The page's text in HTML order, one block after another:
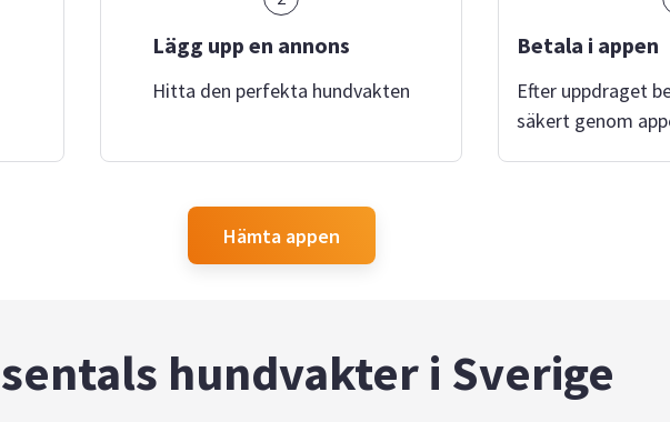
Lägg upp en annons
Hitta den perfekta hundvakten
Betala i appen
Efter uppdraget
säkert genom
Hämta appen
hundvakter i Sverige